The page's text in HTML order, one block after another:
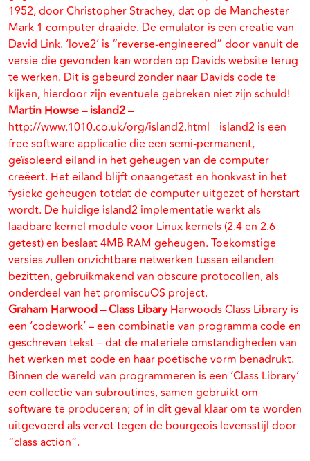
1952, door Christopher Strachey, dat op de Manchester
Mark 1 computer draaide. De emulator is een creatie van
David Link. ‘love2’ is “reverse-engineered” door vanuit de
versie die gevonden kan worden op Davids website terug
te werken. Dit is gebeurd zonder naar Davids code te
kijken, hierdoor zijn eventuele gebreken niet zijn schuld!
Martin Howse – island2–
http://www.1010.co.uk/org/island2.html island2 is een
free software applicatie die een semi-permanent,
geïsoleerd eiland in het geheugen van de computer
creëert. Het eiland blijft onaangetast en honkvast in het
fysieke geheugen totdat de computer uitgezet of herstart
wordt. De huidige island2 implementatie werkt als
laadbare kernel module voor Linux kernels (2.4 en 2.6
getest) en beslaat 4MB RAM geheugen. Toekomstige
versies zullen onzichtbare netwerken tussen eilanden
bezitten, gebruikmakend van obscure protocollen, als
onderdeel van het promiscuOS project.
Graham Harwood – Class LibaryHarwoods Class Library is
een ‘codework’ – een combinatie van programma code en
geschreven tekst – dat de materiele omstandigheden van
het werken met code en haar poetische vorm benadrukt.
Binnen de wereld van programmeren is een ‘Class Library’
een collectie van subroutines, samen gebruikt om
software te produceren; of in dit geval klaar om te worden
uitgevoerd als verzet tegen de bourgeois levensstijl door
“class action”.